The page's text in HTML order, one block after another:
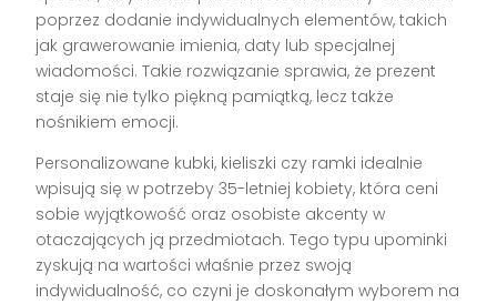
poprzez dodanie indywidualnych elementów, takich
jak grawerowanie imienia, daty lub specjalnej
wiadomości. Takie rozwiązanie sprawia, że prezent
staje się nie tylko piękną pamiątką, lecz także
nośnikiem emocji.
Personalizowane kubki, kieliszki czy ramki idealnie
wpisują się w potrzeby 35-letniej kobiety, która ceni
sobie wyjątkowość oraz osobiste akcenty w
otaczających ją przedmiotach. Tego typu upominki
zyskują na wartości właśnie przez swoją
indywidualność, co czyni je doskonałym wyborem na